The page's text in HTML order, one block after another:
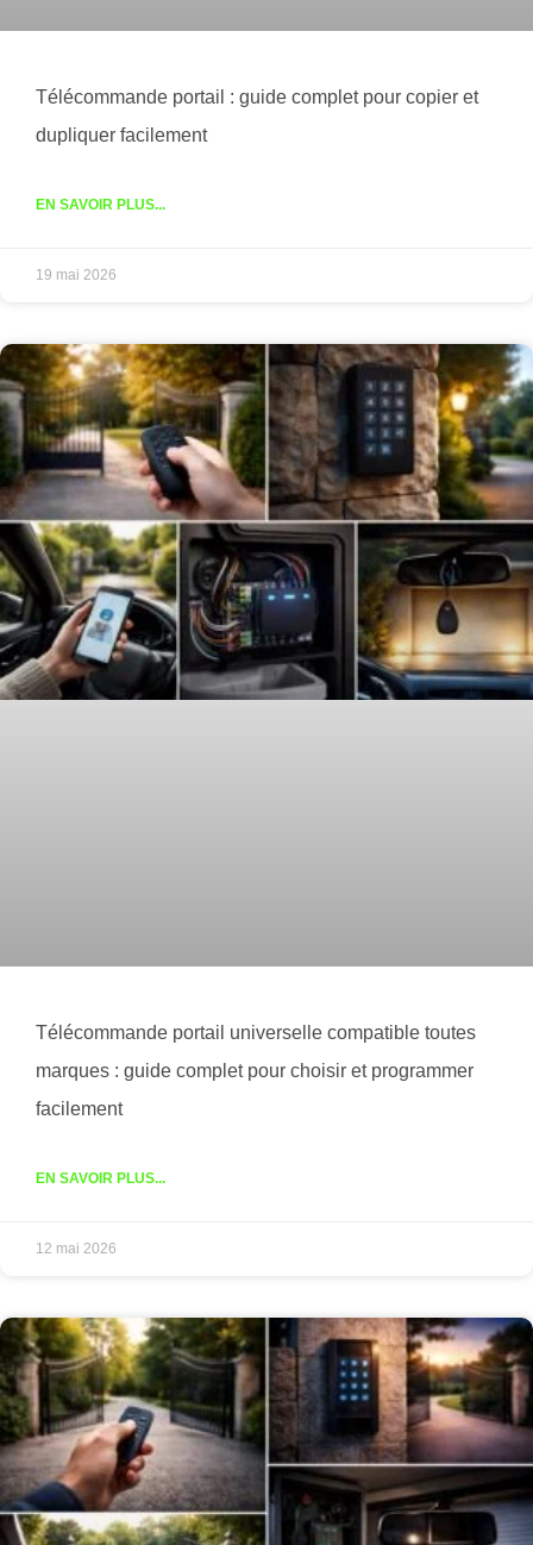
Télécommande portail : guide complet pour copier et
dupliquer facilement
EN SAVOIR PLUS...
19 mai 2026
Télécommande portail universelle compatible toutes
marques : guide complet pour choisir et programmer
facilement
EN SAVOIR PLUS...
12 mai 2026